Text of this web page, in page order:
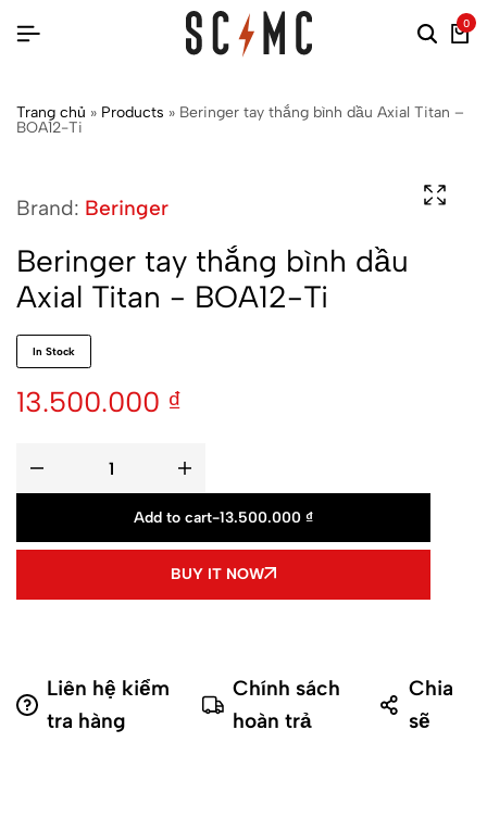
0
Trang chủ » Products » Beringer tay thắng bình dầu Axial Titan –
BOA12-Ti
Brand: Beringer
Beringer tay thắng bình dầu
Axial Titan - BOA12-Ti
In Stock
13.500.000 ₫
Add to cart-13.500.000 ₫
BUY IT NOW
Liên hệ kiểm
tra hàng
Chính sách
hoàn trả
Chia
sẽ